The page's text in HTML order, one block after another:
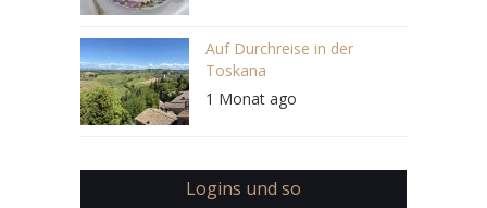
Auf Durchreise in der
Toskana
1 Monat ago
Logins und so